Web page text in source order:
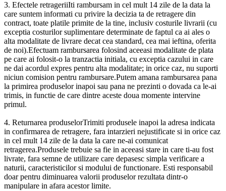
3. Efectele retrageriiIti rambursam in cel mult 14 zile de la data la
care suntem informati cu privire la decizia ta de retragere din
contract, toate platile primite de la tine, inclusiv costurile livrarii (cu
exceptia costurilor suplimentare determinate de faptul ca ai ales o
alta modalitate de livrare decat cea standard, cea mai ieftina, oferita
de noi).Efectuam rambursarea folosind aceeasi modalitate de plata
pe care ai folosit-o la tranzactia initiala, cu exceptia cazului in care
ne dai acordul expres pentru alta modalitate; in orice caz, nu suporti
niciun comision pentru rambursare.Putem amana rambursarea pana
la primirea produselor inapoi sau pana ne prezinti o dovada ca le-ai
trimis, in functie de care dintre aceste doua momente intervine
primul.
4. Returnarea produselorTrimiti produsele inapoi la adresa indicata
in confirmarea de retragere, fara intarzieri nejustificate si in orice caz
in cel mult 14 zile de la data la care ne-ai comunicat
retragerea.Produsele trebuie sa fie in aceeasi stare in care ti-au fost
livrate, fara semne de utilizare care depasesc simpla verificare a
naturii, caracteristicilor si modului de functionare. Esti responsabil
doar pentru diminuarea valorii produselor rezultata dintr-o
manipulare in afara acestor limite.